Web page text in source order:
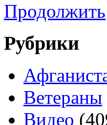
Продолжить
Рубрики
Ветераны
Видео